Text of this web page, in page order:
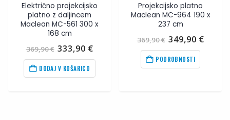
Električno projekcijsko
platno z daljincem
Maclean MC-561 300 x
168 cm
369,90€ Izvirna
cena
je
bila:
369,90€.
333,90 €Trenutna
je:
DODAJ V KOŠARICO
Projekcijsko platno
Maclean MC-964 190 x
237 cm
369,90€ Izvirna
cena
je
bila:
369,90€
349,90 €
PODROBNOSTI